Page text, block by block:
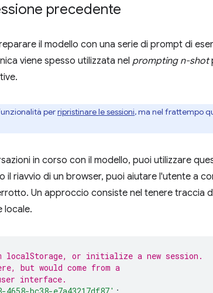
precedente
il modello con una serie di prompt di
viene spesso utilizzata nel prompting n-shot
perripristinare le sessioni, ma nel frattempo
in corso con il modello, puoi utilizzare
il riavvio di un browser, puoi aiutare l'utente a
Un approccio consiste nel tenere traccia
locale.
localStorage, or initialize a new session.
but would come from a
interface.